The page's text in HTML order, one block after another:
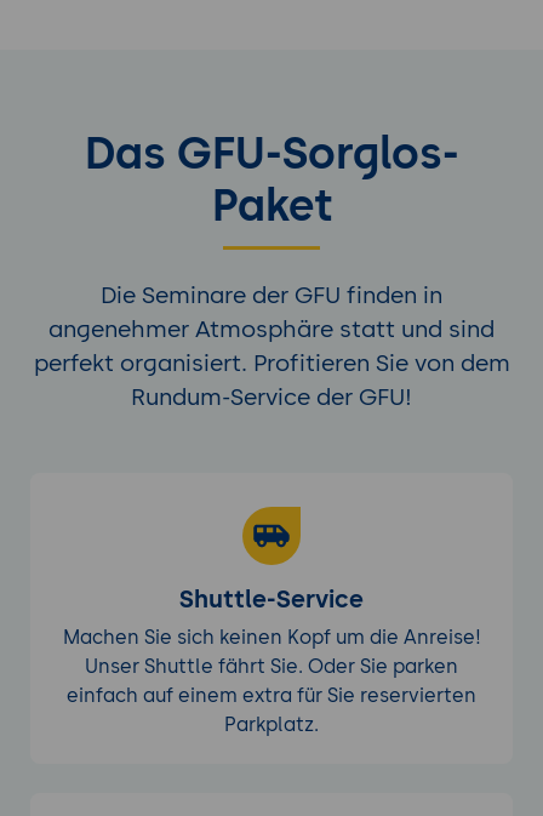
Das GFU-Sorglos-
Paket
Die Seminare der GFU finden in
angenehmer Atmosphäre statt und sind
perfekt organisiert. Profitieren Sie von dem
Rundum-Service der GFU!
Shuttle-Service
Machen Sie sich keinen Kopf um die Anreise!
Unser Shuttle fährt Sie. Oder Sie parken
einfach auf einem extra für Sie reservierten
Parkplatz.